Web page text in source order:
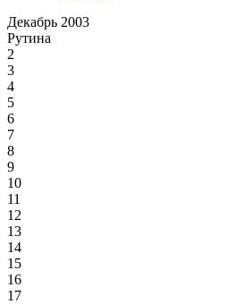
Декабрь 2003
Рутина
2
3
4
5
6
7
8
9
10
11
12
13
14
15
16
17